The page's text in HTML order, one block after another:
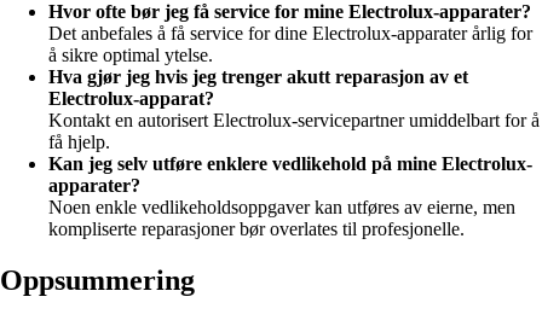
Hvor ofte bør jeg få service for mine Electrolux-apparater?
Det anbefales å få service for dine Electrolux-apparater årlig for
å sikre optimal ytelse.
Hva gjør jeg hvis jeg trenger akutt reparasjon av et
Electrolux-apparat?
Kontakt en autorisert Electrolux-servicepartner umiddelbart for å
få hjelp.
Kan jeg selv utføre enklere vedlikehold på mine Electrolux-
apparater?
Noen enkle vedlikeholdsoppgaver kan utføres av eierne, men
kompliserte reparasjoner bør overlates til profesjonelle.
Oppsummering